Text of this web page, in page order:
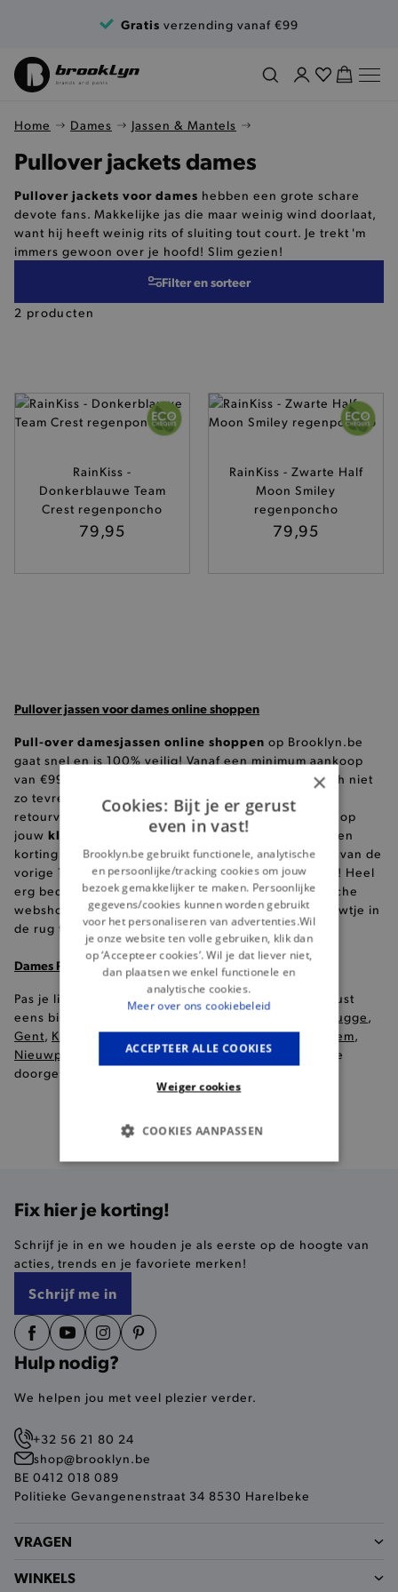
Gratis verzending vanaf €99
Home Dames Jassen & Mantels
Pullover jackets voor dames hebben een grote schare
devote fans. Makkelijke jas die maar weinig wind doorlaat,
want hij heeft weinig rits of sluiting tout court. Je trekt 'm
immers gewoon over je hoofd! Slim gezien!
2 producten
Filter en sorteer
RainKiss -
Donkerblauwe Team
Crest regenponcho
79,95
RainKiss - Zwarte Half
Moon Smiley
regenponcho
79,95
Pullover jassen voor dames online shoppen
Pull-over damesjassen online shoppen op Brooklyn.be
gaat snel en is 100% veilig! Vanaf een minimum aankoop
van €99 geniet je van
. Ben je toch niet
zo tevreden over jouw aankoop, lees dan
hier
retourvoorwaarden. Elke online bestelling komt ook op
jouw klantenkaart
. Op jouw 11de aankoop krijg jij een
korting ter waarde van 5% van het volledige bedrag van de
vorige 10 aankopen. Trouw wordt dus altijd beloond! Heel
erg bedankt trouwens dat je bestelde bij een Belgische
webshop en zo helpt om de lokale economie een duwtje in
de rug te geven. #shoplokaal #winkelhier
Dames Pullover jassen in onze winkels
Pas je liever je kleren voor je ze koopt, kom dan gerust
eens binnen in één van onze
Brugge ,
Gent, Knokke ,Kortrijk,Oostende,Roeselare,Waregem,
Nieuwpoort
), en krijg modeadvies op maat door onze
doorgewinterde profashionals!
Pullover jackets dames
Gratisverzending vanaf €99
Fix hier je korting!
Schrijf je in en we houden je als eerste op de hoogte van
acties, trends en je favoriete merken!
Schrijf me in
Hulp nodig?
We helpen jou met veel plezier verder.
+32 56 21 80 24
shop@brooklyn.be
BE 0412 018 089
Politieke Gevangenenstraat 34 8530 Harelbeke
VRAGEN
WINKELS
×
Cookies: Bijt je er gerust
even in vast!
Brooklyn.be gebruikt functionele, analytische
en persoonlijke/tracking cookies om jouw
bezoek gemakkelijker te maken. Persoonlijke
gegevens/cookies kunnen worden gebruikt
voor het personaliseren van advertenties.Wil
je onze website ten volle gebruiken, klik dan
op ‘Accepteer cookies’. Wil je dat liever niet,
dan plaatsen we enkel functionele en
analytische cookies.
Meer over ons cookiebeleid
ACCEPTEER ALLE COOKIES
Weiger cookies
COOKIES AANPASSEN
ANALYTISCHE
TARGETING
Functionaliteit
De strikt noodzakelijke cookies verbeteren jouw
site op een correcte manier wordt verorberd. De
analytische en functionele cookies vullen hun
buikjes algemene bezoekersinformatie, maar
niet jouw identiteit.